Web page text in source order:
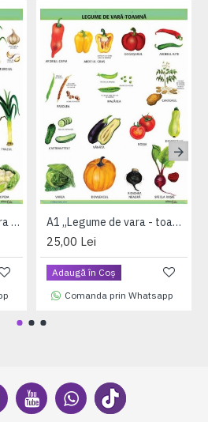
A1 „Legume de primavara - vara", offset de 160 g/mp A1 „Legume de vara - toamna", offset de 160 g/mp
25,00 Lei
Adaugă în Coş
Comanda prin Whatsapp